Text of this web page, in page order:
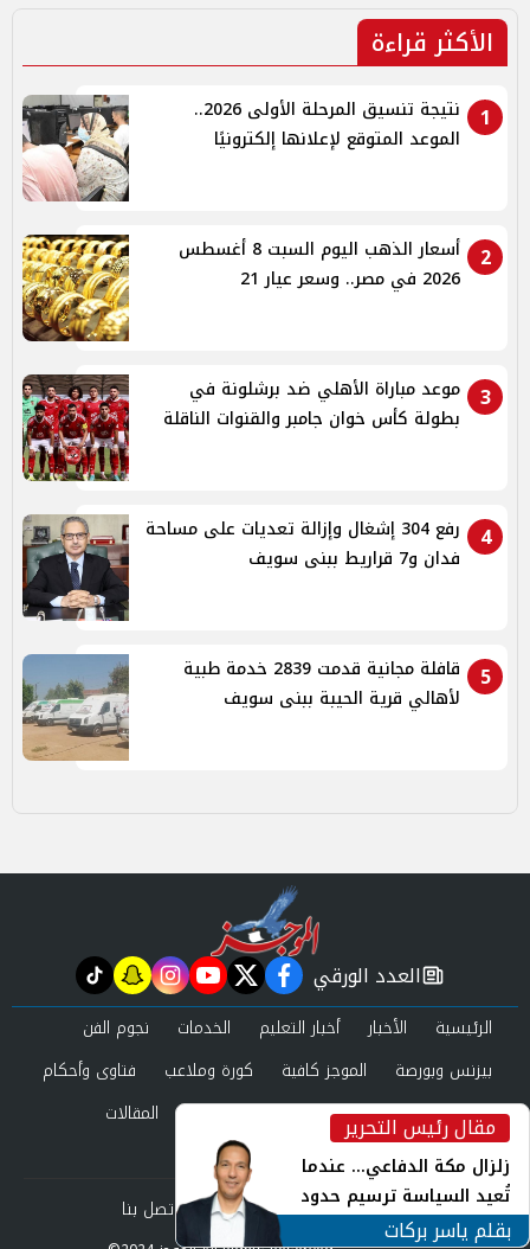
الأكثر قراءة
1
نتيجة تنسيق المرحلة الأولى 2026..
الموعد المتوقع لإعلانها إلكترونيًا
2
أسعار الذهب اليوم السبت 8 أغسطس
2026 في مصر.. وسعر عيار 21
3
موعد مباراة الأهلي ضد برشلونة في
بطولة كأس خوان جامبر والقنوات الناقلة
4
رفع 304 إشغال وإزالة تعديات على مساحة
فدان و7 قراريط ببنى سويف
5
قافلة مجانية قدمت 2839 خدمة طبية
لأهالي قرية الحيبة ببنى سويف
مقال رئيس التحرير
زلزال مكة الدفاعي... عندما
تُعيد السياسة ترسيم حدود
الأمن القومي العربي
بقلم ياسر بركات
newspaper
العدد الورقي facebook
twitter
youtube
instagram
snapchat
tiktok
الرئيسية الأخبار أخبار التعليم الخدمات
نجوم الفن
بيزنس وبورصة
الموجز كافية كورة وملاعب
فتاوى وأحكام
صحة وجمال
عرب وعالم حوادث ومحاكم
المقالات
العدد الورقي
من نحن
سياسة الخصوصية اتصل بنا